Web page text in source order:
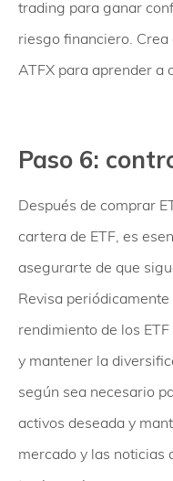
trading para ganar
riesgo financiero. Crea
ATFX para aprender a
Paso 6:
Después de comprar
cartera de ETF, es
asegurarte de que
Revisa
rendimiento de los
y mantener la
según sea necesario
activos deseada y
mercado y las noticias